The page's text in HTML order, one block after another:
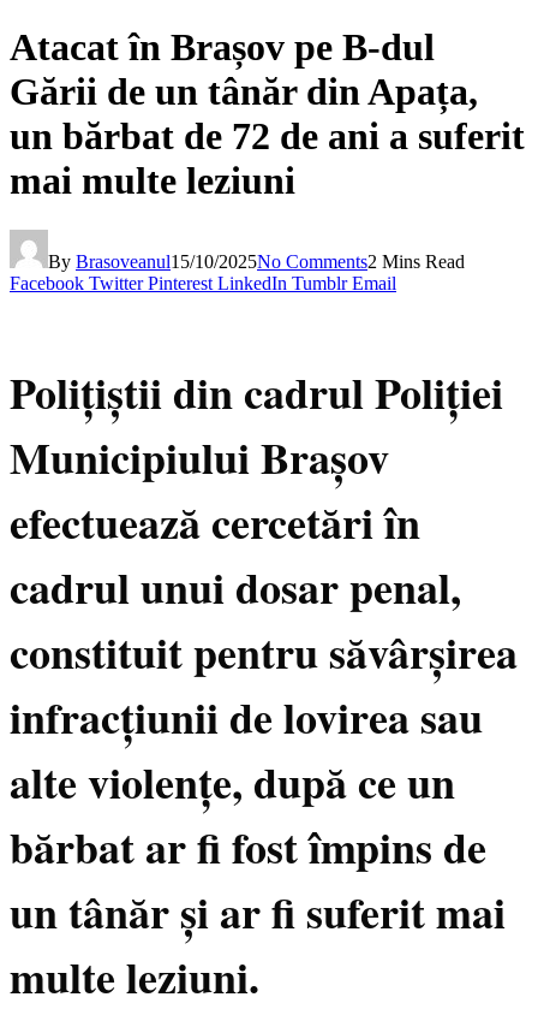
Atacat în Brașov pe B-dul
Gării de un tânăr din Apața,
un bărbat de 72 de ani a suferit
mai multe leziuni
By Brasoveanul15/10/2025No Comments2 Mins Read
Facebook Twitter Pinterest LinkedIn Tumblr Email
Polițiștii din cadrul Poliției
Municipiului Brașov
efectuează cercetări în
cadrul unui dosar penal,
constituit pentru săvârșirea
infracțiunii de lovirea sau
alte violențe, după ce un
bărbat ar fi fost împins de
un tânăr și ar fi suferit mai
multe leziuni.